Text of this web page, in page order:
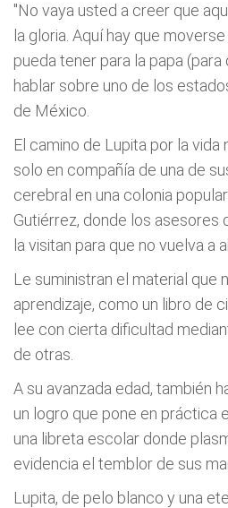
"No vaya usted a creer que
la gloria. Aquí hay que
pueda tener para la papa (para
hablar sobre uno de los
de México.
El camino de Lupita por la vida
solo en compañía de una de
cerebral en una colonia
Gutiérrez, donde los asesores
la visitan para que no vuelva a
Le suministran el material que
aprendizaje, como un libro de
lee con cierta dificultad
de otras.
A su avanzada edad, también
un logro que pone en práctica
una libreta escolar donde
evidencia el temblor de sus
Lupita, de pelo blanco y una